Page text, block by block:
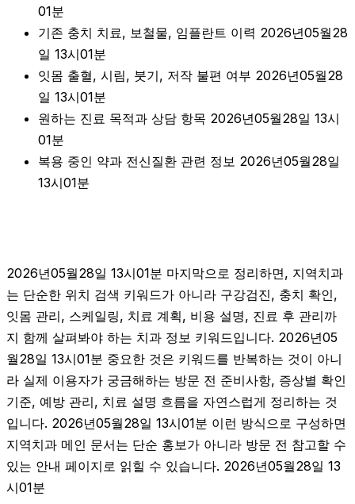
01분
기존 충치 치료, 보철물, 임플란트 이력 2026년05월28
일 13시01분
잇몸 출혈, 시림, 붓기, 저작 불편 여부 2026년05월28
일 13시01분
원하는 진료 목적과 상담 항목 2026년05월28일 13시
01분
복용 중인 약과 전신질환 관련 정보 2026년05월28일
13시01분
2026년05월28일 13시01분 마지막으로 정리하면, 지역치과
는 단순한 위치 검색 키워드가 아니라 구강검진, 충치 확인,
잇몸 관리, 스케일링, 치료 계획, 비용 설명, 진료 후 관리까
지 함께 살펴봐야 하는 치과 정보 키워드입니다. 2026년05
월28일 13시01분 중요한 것은 키워드를 반복하는 것이 아니
라 실제 이용자가 궁금해하는 방문 전 준비사항, 증상별 확인
기준, 예방 관리, 치료 설명 흐름을 자연스럽게 정리하는 것
입니다. 2026년05월28일 13시01분 이런 방식으로 구성하면
지역치과 메인 문서는 단순 홍보가 아니라 방문 전 참고할 수
있는 안내 페이지로 읽힐 수 있습니다. 2026년05월28일 13
시01분